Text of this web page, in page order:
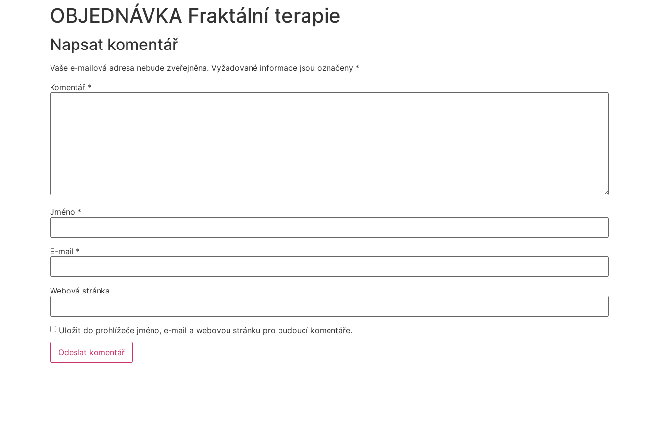
OBJEDNÁVKA Fraktální terapie
Napsat komentář
Vaše e-mailová adresa nebude zveřejněna. Vyžadované informace jsou označeny *
Komentář *
Jméno *
E-mail *
Webová stránka
Uložit do prohlížeče jméno, e-mail a webovou stránku pro budoucí komentáře.